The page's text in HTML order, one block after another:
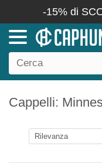
-15% di
Cappelli: